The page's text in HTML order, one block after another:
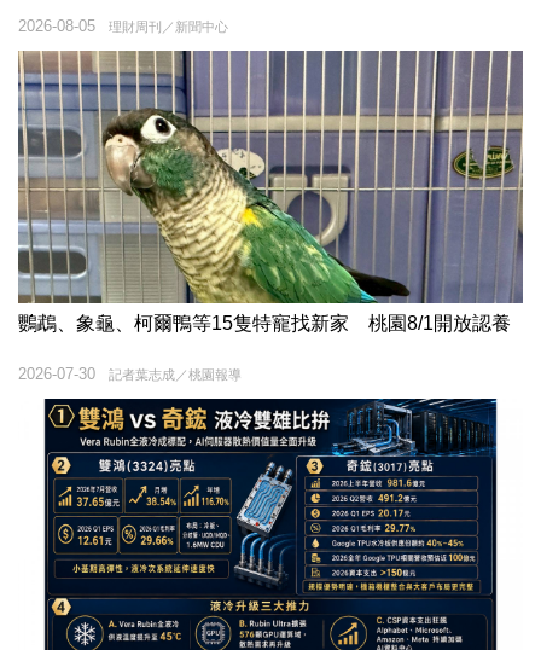
理財周刊／新聞中心
2026-08-05
鸚鵡、象龜、柯爾鴨等15隻特寵找新家 桃園8/1開放認養
記者葉志成／桃園報導
2026-07-30